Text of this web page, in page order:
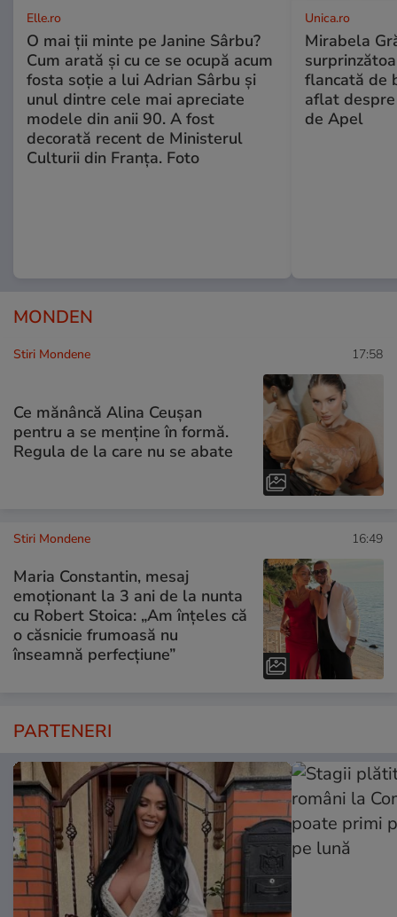
Elle.ro
O mai ții minte pe Janine Sârbu?
Cum arată și cu ce se ocupă acum
fosta soție a lui Adrian Sârbu și
unul dintre cele mai apreciate
modele din anii 90. A fost
decorată recent de Ministerul
Culturii din Franța. Foto
Unica.ro
Mirabela
flancată de
aflat
de Apel
MONDEN
Stiri Mondene 17:58
Ce mănâncă Alina Ceușan
pentru a se menține în formă.
Regula de la care nu se abate
Stiri Mondene 16:49
Maria Constantin, mesaj
emoționant la 3 ani de la nunta
cu Robert Stoica: „Am înțeles că
o căsnicie frumoasă nu
înseamnă perfecțiune”
PARTENERI